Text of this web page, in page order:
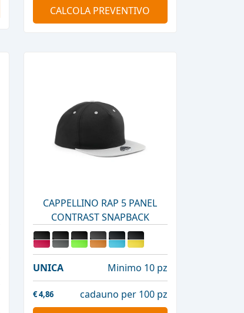
CALCOLA PREVENTIVO
CAPPELLINO RAP 5 PANEL
CONTRAST SNAPBACK
UNICA Minimo 10 pz
€4,86
cadauno per 100 pz